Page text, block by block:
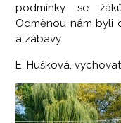
podmínky se
Odměnou nám byli
a zábavy.
E. Hušková,